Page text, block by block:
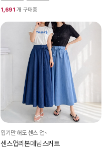
1,691 개 구매중
입기만 해도 센스 업~
센스업리본데님스커트